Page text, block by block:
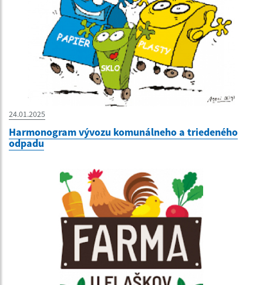
24.01.2025
Harmonogram vývozu komunálneho a triedeného
odpadu